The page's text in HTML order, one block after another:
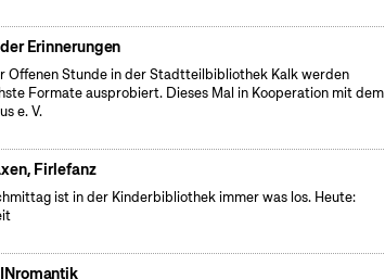
Erinnerungen
Offenen Stunde in der Stadtteilbibliothek Kalk werden
Formate ausprobiert. Dieses Mal in Kooperation mit dem
e. V.
Firlefanz
ist in der Kinderbibliothek immer was los. Heute: